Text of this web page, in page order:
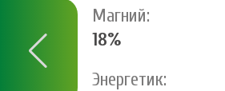
Магний:
18%
Энергетик: